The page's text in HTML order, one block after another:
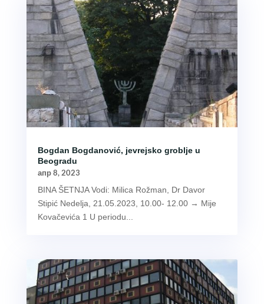
Bogdan Bogdanović, jevrejsko groblje u
Beogradu
апр 8, 2023
BINA ŠETNJA Vodi: Milica Rožman, Dr Davor
Stipić Nedelja, 21.05.2023, 10.00- 12.00 → Mije
Kovačevića 1 U periodu...